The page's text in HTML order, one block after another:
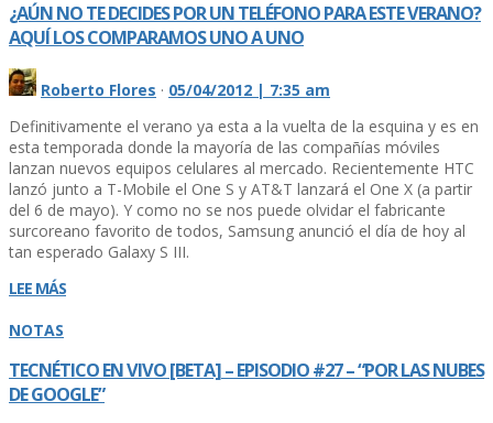
¿AÚN NO TE DECIDES POR UN TELÉFONO PARA ESTE VERANO?
AQUÍ­ LOS COMPARAMOS UNO A UNO
Roberto Flores · 05/04/2012 | 7:35 am
Definitivamente el verano ya esta a la vuelta de la esquina y es en
esta temporada donde la mayorí­a de las compañí­as móviles
lanzan nuevos equipos celulares al mercado. Recientemente HTC
lanzó junto a T-Mobile el One S y AT&T lanzará el One X (a partir
del 6 de mayo). Y como no se nos puede olvidar el fabricante
surcoreano favorito de todos, Samsung anunció el dí­a de hoy al
tan esperado Galaxy S III.
LEE MÁS
NOTAS
TECNÉTICO EN VIVO [BETA] – EPISODIO #27 – “POR LAS NUBES
DE GOOGLE”